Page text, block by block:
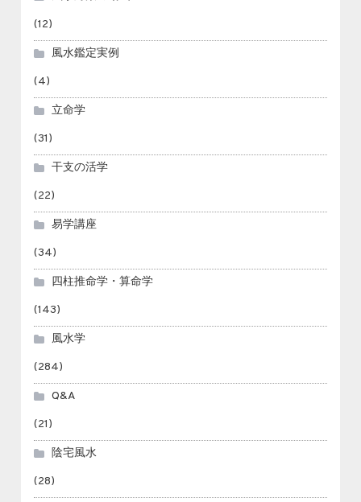
(12)
風水鑑定実例
(4)
立命学
(31)
干支の活学
(22)
易学講座
(34)
四柱推命学・算命学
(143)
風水学
(284)
Q&A
(21)
陰宅風水
(28)